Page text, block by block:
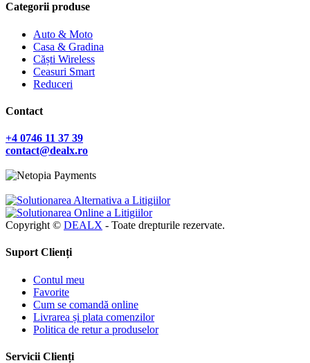
Categorii produse
Auto & Moto
Casa & Gradina
Căști Wireless
Ceasuri Smart
Reduceri
Contact
+4 0746 11 37 39
contact@dealx.ro
Copyright © DEALX - Toate drepturile rezervate.
Suport Clienți
Contul meu
Favorite
Cum se comandă online
Livrarea și plata comenzilor
Politica de retur a produselor
Servicii Clienți